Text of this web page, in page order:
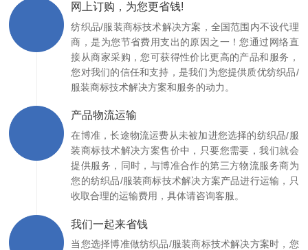
网上订购，为您更省钱!
纺织品/服装商标技术解决方案，全国范围内不设代理
商，是为您节省费用支出的原因之一！您通过网络直
接从商家采购，您可获得性价比更高的产品和服务，
您对我们的信任和支持，是我们为您提供质优纺织品/
服装商标技术解决方案和服务的动力。
产品物流运输
在博准，长途物流运费从未被加进您选择的纺织品/服
装商标技术解决方案售价中，只要您需要，我们就会
提供服务，同时，与博准合作的第三方物流服务商为
您的纺织品/服装商标技术解决方案产品进行运输，只
收取合理的运输费用，具体请咨询客服。
我们一起来省钱
当您选择博准做纺织品/服装商标技术解决方案时，您